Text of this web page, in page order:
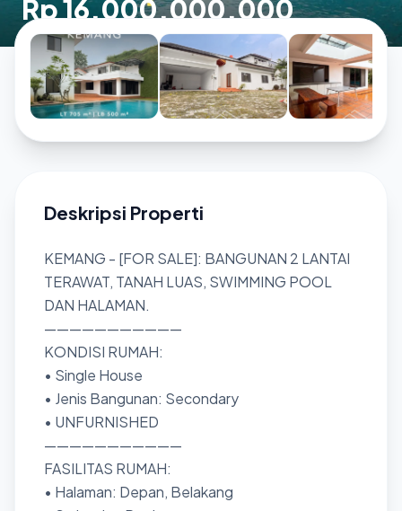
Rp 16.000.000.000
Deskripsi Properti
KEMANG - [FOR SALE]: BANGUNAN 2 LANTAI
TERAWAT, TANAH LUAS, SWIMMING POOL
DAN HALAMAN.
———————————
KONDISI RUMAH:
• Single House
• Jenis Bangunan: Secondary
• UNFURNISHED
———————————
FASILITAS RUMAH:
• Halaman: Depan, Belakang